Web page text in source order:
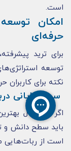
است.
حرفه‌ای
توسعه
نکته برای
سخن پایانی
اگر به دنبال
باید سطح دانش و